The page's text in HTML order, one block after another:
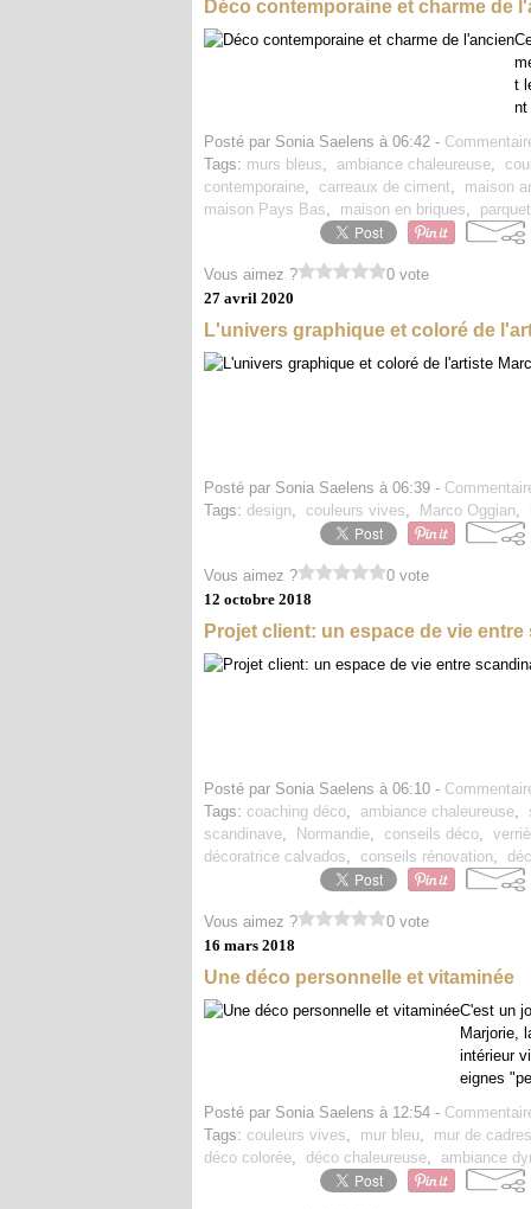
Déco contemporaine et charme de
t
nt
Posté par Sonia Saelens à 06:42 -
Tags: murs bleus, ambiance chaleureuse,
contemporaine, carreaux de ciment, maison
maison Pays Bas, maison en briques,
Vous aimez ?
0 vote
27 avril 2020
L'univers graphique et coloré de
Posté par Sonia Saelens à 06:39 -
Tags: design, couleurs vives, Marco Oggian,
Vous aimez ?
0 vote
12 octobre 2018
Projet client: un espace de vie
Posté par Sonia Saelens à 06:10 -
Tags: coaching déco, ambiance chaleureuse,
scandinave, Normandie, conseils déco,
décoratrice calvados, conseils rénovation,
Vous aimez ?
0 vote
16 mars 2018
Une déco personnelle et vitaminée
C'est un
Marjorie,
intérieur
eignes
Posté par Sonia Saelens à 12:54 -
Tags: couleurs vives, mur bleu, mur de cadres
déco colorée, déco chaleureuse, ambiance